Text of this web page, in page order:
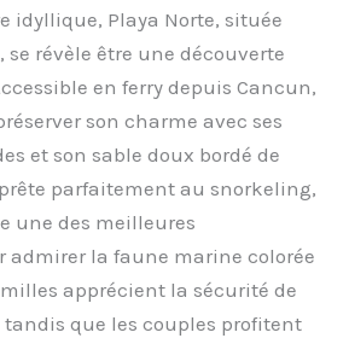
idyllique, Playa Norte, située
se révèle être une découverte
en ferry depuis Cancun,
son charme avec ses
et son sable doux bordé de
parfaitement au snorkeling,
une des meilleures
admirer la faune marine colorée
apprécient la sécurité de
tandis que les couples profitent